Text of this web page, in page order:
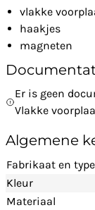
vlakke
haakjes
magneten
Er is geen
Vlakke
Algemene
Fabrikaat en
Kleur
Materiaal